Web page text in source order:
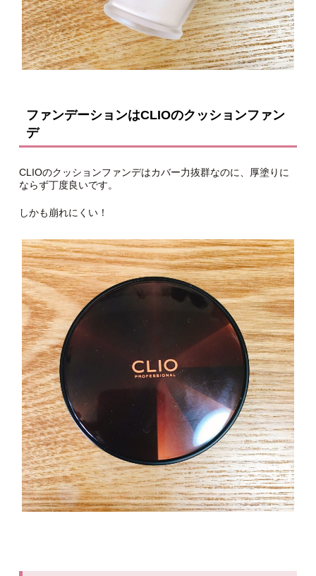
ファンデーションはCLIOのクッションファン
デ
CLIOのクッションファンデはカバー力抜群なのに、厚塗りに
ならず丁度良いです。
しかも崩れにくい！